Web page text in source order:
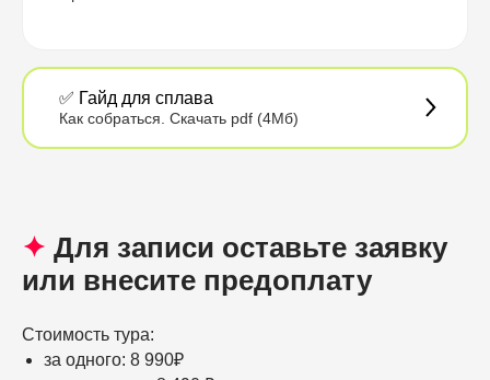
✅ Гайд для сплава
Как собраться. Скачать pdf (4Мб)
✦ Для записи оставьте заявку
или внесите предоплату
Стоимость тура:
за одного: 8 990₽